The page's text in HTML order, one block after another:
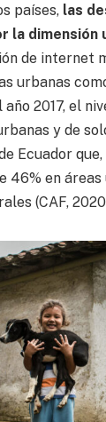
países, las
la dimensión
de internet
urbanas
2017, el
y de
Ecuador
46% en
(CAF,